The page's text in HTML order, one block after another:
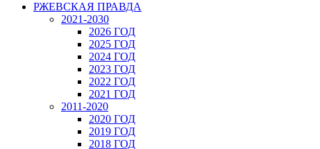
РЖЕВСКАЯ ПРАВДА
2021-2030
2026 ГОД
2025 ГОД
2024 ГОД
2023 ГОД
2022 ГОД
2021 ГОД
2011-2020
2020 ГОД
2019 ГОД
2018 ГОД